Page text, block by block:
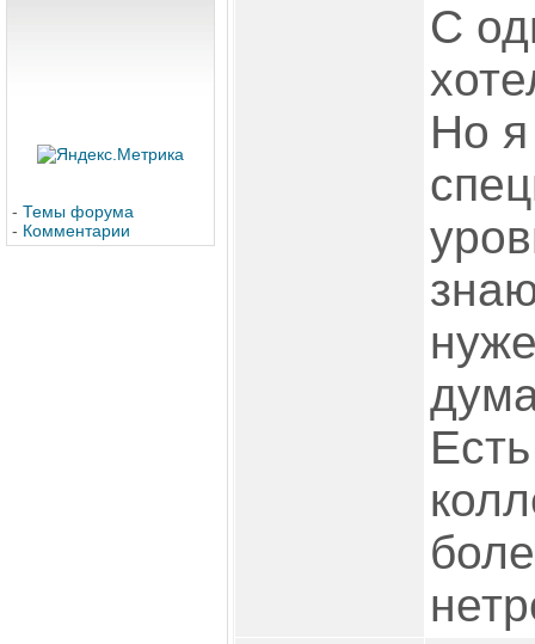
- Темы форума
- Комментарии
С
Но